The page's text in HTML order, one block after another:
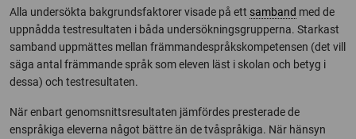
Alla undersökta bakgrundsfaktorer visade på ett samband med de
uppnådda testresultaten i båda undersökningsgrupperna. Starkast
samband uppmättes mellan främmandespråkskompetensen (det vill
säga antal främmande språk som eleven läst i skolan och betyg i
dessa) och testresultaten.
När enbart genomsnittsresultaten jämfördes presterade de
enspråkiga eleverna något bättre än de tvåspråkiga. När hänsyn